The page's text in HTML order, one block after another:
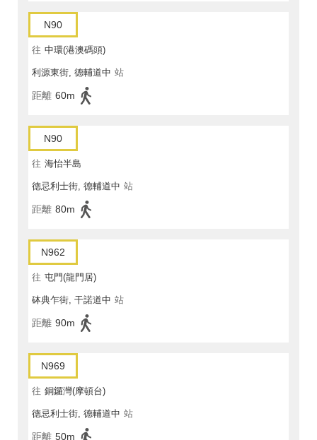
N90
往 中環(港澳碼頭)
利源東街, 德輔道中 站
距離 60m
N90
往 海怡半島
德忌利士街, 德輔道中 站
距離 80m
N962
往 屯門(龍門居)
砵典乍街, 干諾道中 站
距離 90m
N969
往 銅鑼灣(摩頓台)
德忌利士街, 德輔道中 站
距離 50m